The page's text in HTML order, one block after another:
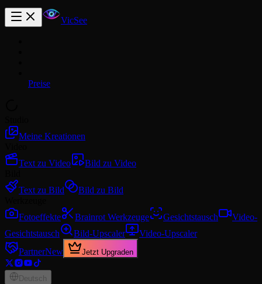
VicSee
Preise
Meine Kreationen
Text zu Video
Bild zu Video
Text zu Bild
Bild zu Bild
Fotoeffekte
Brainrot Werkzeuge Gesichtstausch
Video-
Gesichtstausch
Bild-Upscaler
Video-Upscaler
PartnerNew Jetzt Upgraden
Deutsch